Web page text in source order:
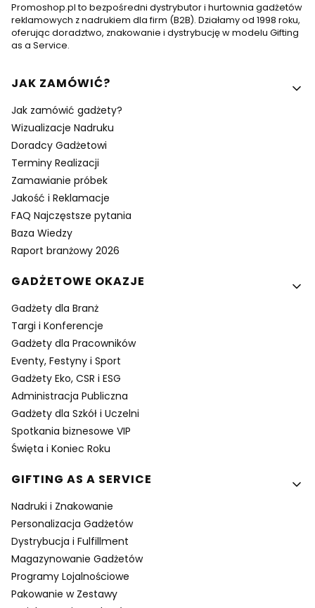
Promoshop.pl to bezpośredni dystrybutor i hurtownia gadżetów
reklamowych z nadrukiem dla firm (B2B). Działamy od 1998 roku,
oferując doradztwo, znakowanie i dystrybucję w modelu Gifting
as a Service.
Linki w stopce
JAK ZAMÓWIĆ?
Jak zamówić gadżety?
Wizualizacje Nadruku
Doradcy Gadżetowi
Terminy Realizacji
Zamawianie próbek
Jakość i Reklamacje
FAQ Najczęstsze pytania
Baza Wiedzy
Raport branżowy 2026
GADŻETOWE OKAZJE
Gadżety dla Branż
Targi i Konferencje
Gadżety dla Pracowników
Eventy, Festyny i Sport
Gadżety Eko, CSR i ESG
Administracja Publiczna
Gadżety dla Szkół i Uczelni
Spotkania biznesowe VIP
Święta i Koniec Roku
GIFTING AS A SERVICE
Nadruki i Znakowanie
Personalizacja Gadżetów
Dystrybucja i Fulfillment
Magazynowanie Gadżetów
Programy Lojalnościowe
Pakowanie w Zestawy